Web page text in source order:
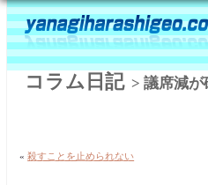
コラム日記> 議席減が
«殺すことを止められない